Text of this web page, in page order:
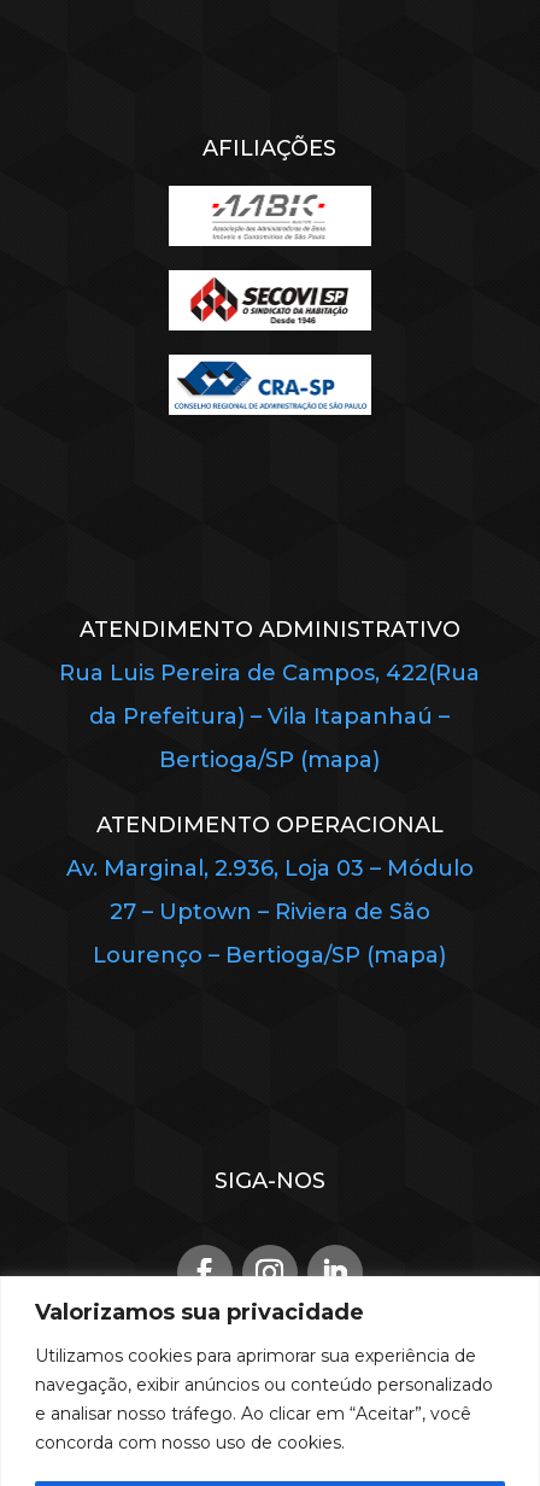
Valorizamos sua privacidade
Utilizamos cookies para aprimorar sua experiência de
navegação, exibir anúncios ou conteúdo personalizado
e analisar nosso tráfego. Ao clicar em “Aceitar”, você
concorda com nosso uso de cookies.
AFILIAÇÕES
ATENDIMENTO ADMINISTRATIVO
Rua Luis Pereira de Campos, 422(Rua
da Prefeitura) – Vila Itapanhaú –
Bertioga/SP (mapa)
ATENDIMENTO OPERACIONAL
Av. Marginal, 2.936, Loja 03 – Módulo
27 – Uptown – Riviera de São
Lourenço – Bertioga/SP (mapa)
SIGA-NOS
TRABALHE CONOSCO